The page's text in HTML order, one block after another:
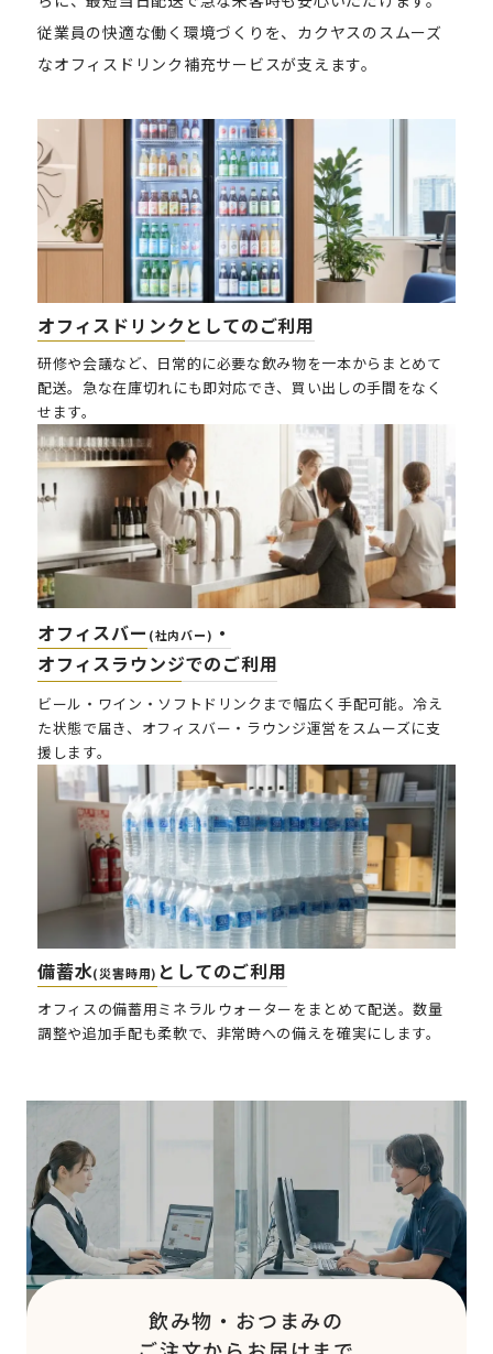
従業員の快適な働く環境づくりを、カクヤスのスムーズ
なオフィスドリンク補充サービスが支えます。
オフィスドリンクとしてのご利用
研修や会議など、日常的に必要な飲み物を一本からまとめて
配送。急な在庫切れにも即対応でき、買い出しの手間をなく
せます。
オフィスバー (社内バー) ・
オフィスラウンジでのご利用
ビール・ワイン・ソフトドリンクまで幅広く手配可能。冷え
た状態で届き、オフィスバー・ラウンジ運営をスムーズに支
援します。
備蓄水(災害時用) としてのご利用
オフィスの備蓄用ミネラルウォーターをまとめて配送。数量
調整や追加手配も柔軟で、非常時への備えを確実にします。
飲み物・おつまみの